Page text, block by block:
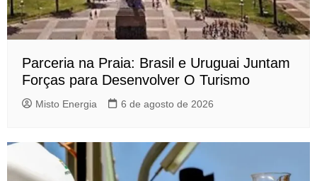
Parceria na Praia: Brasil e Uruguai Juntam
Forças para Desenvolver O Turismo
Misto Energia 6 de agosto de 2026